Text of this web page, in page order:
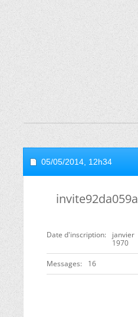
05/05/2014, 12h34
invite92da059a
Date d'inscription
janvier
1970
Messages 16